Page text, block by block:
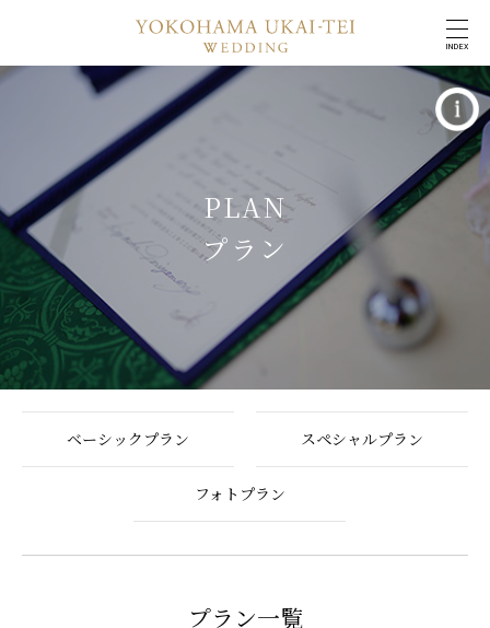
INDEX
PLAN
プラン
ベーシックプラン スペシャルプラン
フォトプラン
プラン一覧